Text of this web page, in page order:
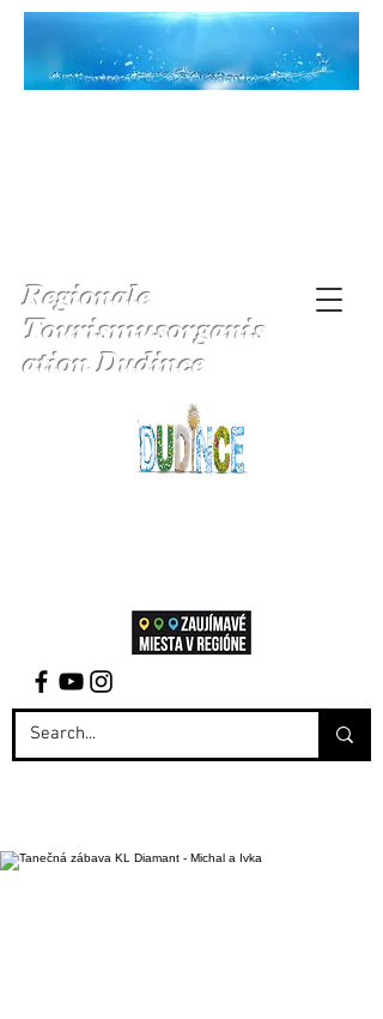
Regionale
Tourismusorganis
ation Dudince